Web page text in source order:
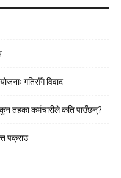
गतिसँगै विवाद
तहका कर्मचारीले कति पाउँछन्?
पक्राउ